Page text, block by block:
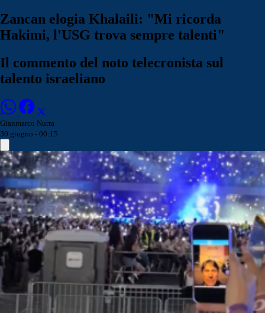
Zancan elogia Khalaili: "Mi ricorda
Hakimi, l'USG trova sempre talenti"
Il commento del noto telecronista sul
talento israeliano
Gianmarco Nurra
30 giugno - 00:15